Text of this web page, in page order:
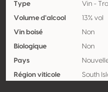
Type Vin -
Volume d'alcool 13% vol
Vin boisé Non
Biologique Non
Pays
Région viticole South